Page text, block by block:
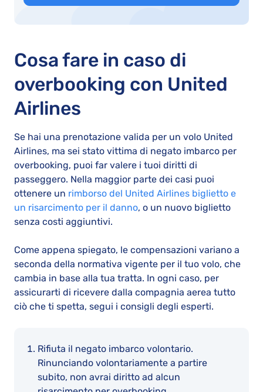
Cosa fare in caso di
overbooking con United
Airlines
Se hai una prenotazione valida per un volo United
Airlines, ma sei stato vittima di negato imbarco per
overbooking, puoi far valere i tuoi diritti di
passeggero. Nella maggior parte dei casi puoi
ottenere un rimborso del United Airlines biglietto e
un risarcimento per il danno, o un nuovo biglietto
senza costi aggiuntivi.
Come appena spiegato, le compensazioni variano a
seconda della normativa vigente per il tuo volo, che
cambia in base alla tua tratta. In ogni caso, per
assicurarti di ricevere dalla compagnia aerea tutto
ciò che ti spetta, segui i consigli degli esperti.
Rifiuta il negato imbarco volontario.
Rinunciando volontariamente a partire
subito, non avrai diritto ad alcun